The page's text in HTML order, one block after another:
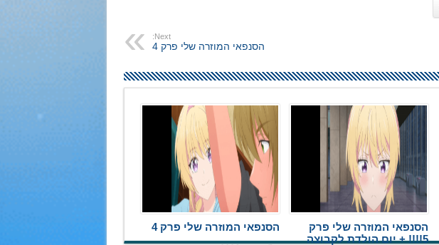
Next:
הסנפאי המוזרה שלי פרק 4
הסנפאי המוזרה שלי פרק
5!!!! + יום הולדת לקבוצה
הסנפאי המוזרה שלי פרק 4